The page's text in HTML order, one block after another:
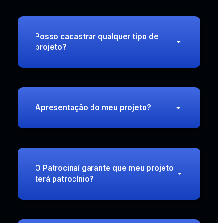
Posso cadastrar qualquer tipo de
projeto?
Apresentação do meu projeto?
O Patrocinaí garante que meu projeto
terá patrocínio?